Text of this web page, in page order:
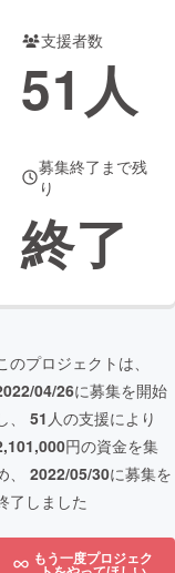
支援者数
51 人
募集終了まで残
り
終了
のプロジェクトは、
04/26に募集を開始
、 51 人の支援により
円の資金を集
、 2022/05/30に募集を
了しました
もう一度プロジェク